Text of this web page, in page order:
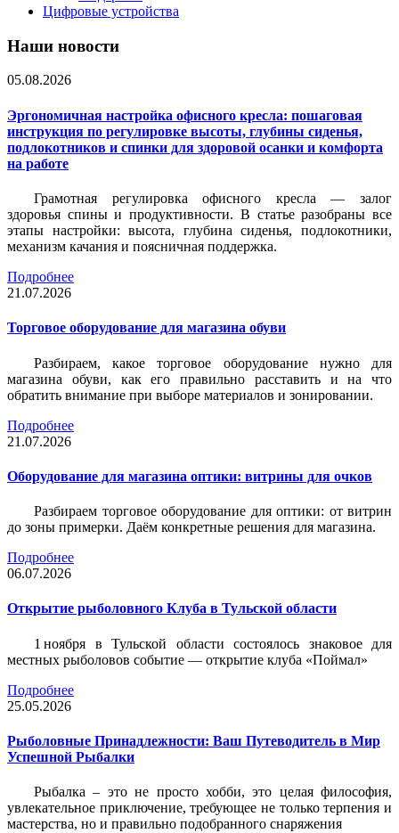
Цифровые устройства
Наши новости
05.08.2026
Эргономичная настройка офисного кресла: пошаговая
инструкция по регулировке высоты, глубины сиденья,
подлокотников и спинки для здоровой осанки и комфорта
на работе
Грамотная регулировка офисного кресла — залог
здоровья спины и продуктивности. В статье разобраны все
этапы настройки: высота, глубина сиденья, подлокотники,
механизм качания и поясничная поддержка.
Подробнее
21.07.2026
Торговое оборудование для магазина обуви
Разбираем, какое торговое оборудование нужно для
магазина обуви, как его правильно расставить и на что
обратить внимание при выборе материалов и зонировании.
Подробнее
21.07.2026
Оборудование для магазина оптики: витрины для очков
Разбираем торговое оборудование для оптики: от витрин
до зоны примерки. Даём конкретные решения для магазина.
Подробнее
06.07.2026
Открытие рыболовного Клуба в Тульской области
1 ноября в Тульской области состоялось знаковое для
местных рыболовов событие — открытие клуба «Поймал»
Подробнее
25.05.2026
Рыболовные Принадлежности: Ваш Путеводитель в Мир
Успешной Рыбалки
Рыбалка – это не просто хобби, это целая философия,
увлекательное приключение, требующее не только терпения и
мастерства, но и правильно подобранного снаряжения